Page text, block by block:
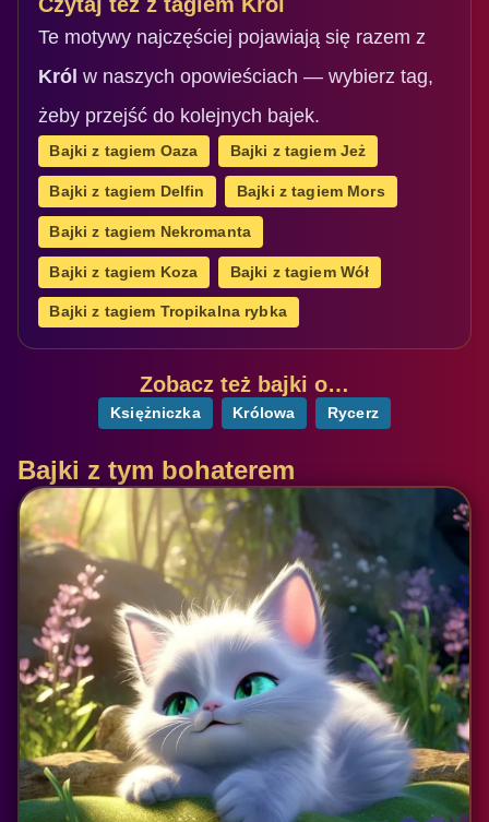
Te motywy najczęściej pojawiają się razem z
Król w naszych opowieściach — wybierz tag,
żeby przejść do kolejnych bajek.
Bajki z tagiem Oaza Bajki z tagiem Jeż
Bajki z tagiem Delfin Bajki z tagiem Mors
Bajki z tagiem Nekromanta
Bajki z tagiem Koza Bajki z tagiem Wół
Bajki z tagiem Tropikalna rybka
Zobacz też bajki o…
Księżniczka Królowa Rycerz
Bajki z tym bohaterem